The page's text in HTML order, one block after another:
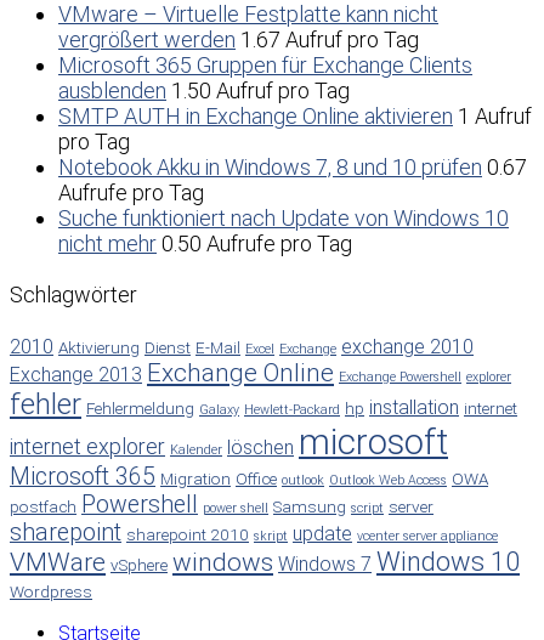
VMware – Virtuelle Festplatte kann nicht
vergrößert werden 1.67 Aufruf pro Tag
Microsoft 365 Gruppen für Exchange Clients
ausblenden 1.50 Aufruf pro Tag
SMTP AUTH in Exchange Online aktivieren 1 Aufruf
pro Tag
Notebook Akku in Windows 7, 8 und 10 prüfen 0.67
Aufrufe pro Tag
Suche funktioniert nach Update von Windows 10
nicht mehr0.50 Aufrufe pro Tag
Schlagwörter
2010 Aktivierung Dienst E-Mail Excel Exchange exchange 2010
Exchange 2013 Exchange Online Exchange Powershell explorer
fehler Fehlermeldung Galaxy Hewlett-Packard hp installation internet
internet explorer Kalender löschen microsoft
Microsoft 365 Migration Office outlook Outlook Web Access OWA
postfach Powershell power shell Samsung script server
sharepoint sharepoint 2010 skript update vcenter server appliance
VMWare vSphere windows Windows 7 Windows 10
Wordpress
Startseite